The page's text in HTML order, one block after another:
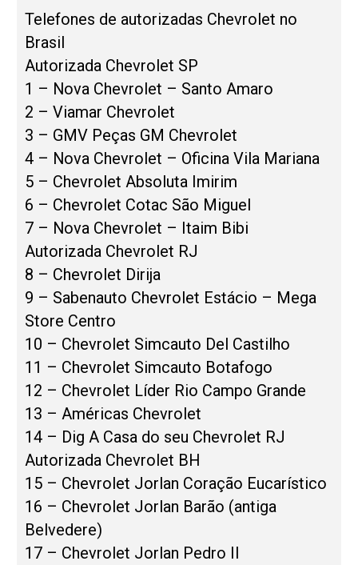
Telefones de autorizadas Chevrolet no
Brasil
Autorizada Chevrolet SP
1 – Nova Chevrolet – Santo Amaro
2 – Viamar Chevrolet
3 – GMV Peças GM Chevrolet
4 – Nova Chevrolet – Oficina Vila Mariana
5 – Chevrolet Absoluta Imirim
6 – Chevrolet Cotac São Miguel
7 – Nova Chevrolet – Itaim Bibi
Autorizada Chevrolet RJ
8 – Chevrolet Dirija
9 – Sabenauto Chevrolet Estácio – Mega
Store Centro
10 – Chevrolet Simcauto Del Castilho
11 – Chevrolet Simcauto Botafogo
12 – Chevrolet Líder Rio Campo Grande
13 – Américas Chevrolet
14 – Dig A Casa do seu Chevrolet RJ
Autorizada Chevrolet BH
15 – Chevrolet Jorlan Coração Eucarístico
16 – Chevrolet Jorlan Barão (antiga
Belvedere)
17 – Chevrolet Jorlan Pedro II